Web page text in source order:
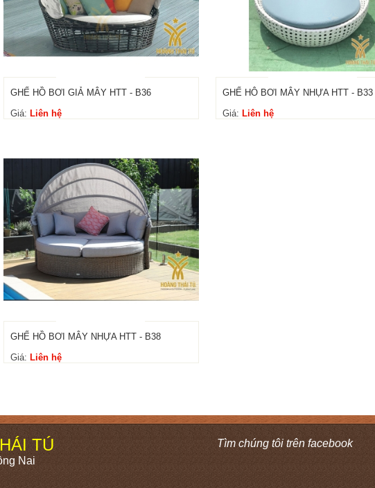
GHẾ HỒ BƠI GIẢ MÂY HTT - B36
Giá: Liên hệ
GHẾ HÔ BƠI MÂY NHỰA HTT - B33
Giá: Liên hệ
GHẾ HỒ BƠI MÂY NHỰA HTT - B38
Giá: Liên hệ
TÚ
Nai
Tìm chúng tôi trên facebook